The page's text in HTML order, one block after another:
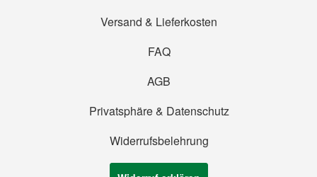
Versand & Lieferkosten
FAQ
AGB
Privatsphäre & Datenschutz
Widerrufsbelehrung